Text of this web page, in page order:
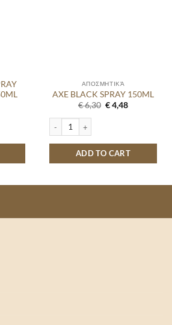
FRESH 150ML quantity
ΑΠΟΣΜΗΤΙΚΆ
AXE BLACK SPRAY 150ML
€6,30 Original
price
€4,48Current
AXE BLACK SPRAY 150ML quantity
ADD TO CART